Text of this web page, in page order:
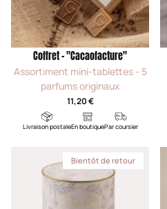
Coffret - "Cacaofacture"
Assortiment mini-tablettes - 5
parfums originaux
11,20 €
Livraison postaleEn boutiquePar coursier
Bientôt de retour